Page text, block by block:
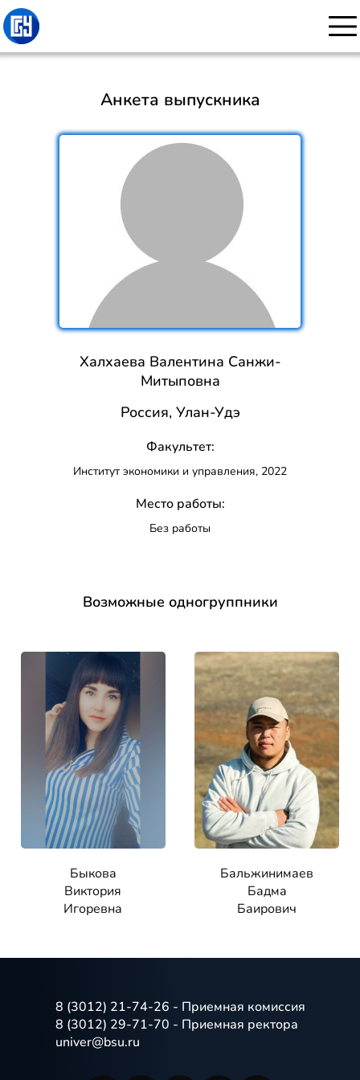
Анкета выпускника
Халхаева Валентина Санжи-
Митыповна
Россия, Улан-Удэ
Факультет:
Институт экономики и управления, 2022
Место работы:
Без работы
Возможные одногруппники
Быкова
Виктория
Игоревна
Бальжинимаев
Бадма
Баирович
8 (3012) 21-74-26 - Приемная комиссия
8 (3012) 29-71-70 - Приемная ректора
univer@bsu.ru